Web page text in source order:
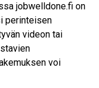
jobwelldone.fi on
perinteisen
videon tai
voi